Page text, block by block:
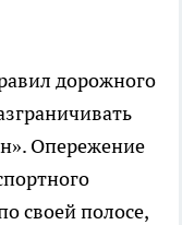
дорожного
Опережение
своей полосе,